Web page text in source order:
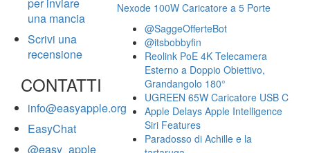
una mancia
Scrivi una
recensione
CONTATTI
info@easyapple.org
EasyChat
@easy_apple
Nexode 100W Caricatore a 5 Porte
@SaggeOfferteBot
@itsbobbyfin
Reolink PoE 4K Telecamera
Esterno a Doppio Obiettivo,
Grandangolo 180°
UGREEN 65W Caricatore USB C
Apple Delays Apple Intelligence
Siri Features
Paradosso di Achille e la